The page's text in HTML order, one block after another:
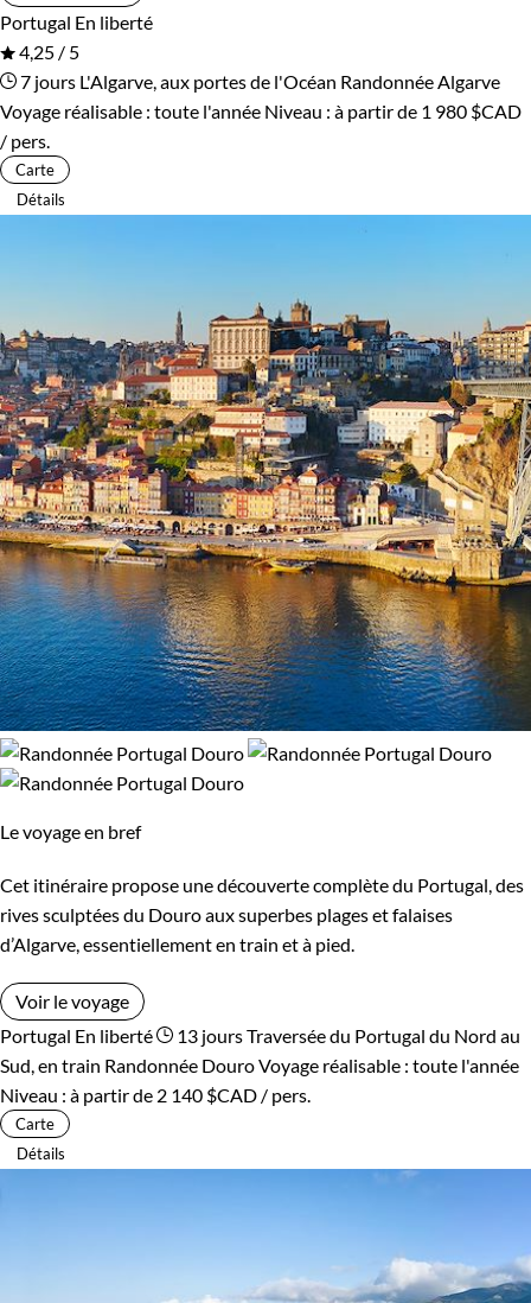
Portugal En liberté
4,25 / 5
7 jours L'Algarve, aux portes de l'Océan Randonnée Algarve
Voyage réalisable : toute l'année Niveau : à partir de 1 980 $CAD
/ pers.
Carte
Détails
Le voyage en bref
Cet itinéraire propose une découverte complète du Portugal, des
rives sculptées du Douro aux superbes plages et falaises
d’Algarve, essentiellement en train et à pied.
Voir le voyage
Portugal En liberté 13 joursTraversée du Portugal du Nord au
Sud, en train Randonnée DouroVoyage réalisable : toute l'année
Niveau : à partir de 2 140 $CAD / pers.
Carte
Détails